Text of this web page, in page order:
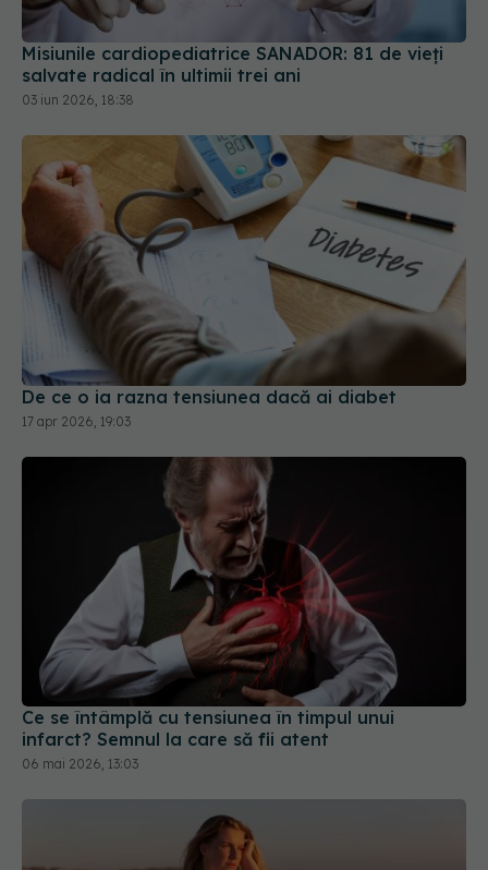
Misiunile cardiopediatrice SANADOR: 81 de vieți
salvate radical în ultimii trei ani
03 iun 2026, 18:38
De ce o ia razna tensiunea dacă ai diabet
17 apr 2026, 19:03
Ce se întâmplă cu tensiunea în timpul unui
infarct? Semnul la care să fii atent
06 mai 2026, 13:03